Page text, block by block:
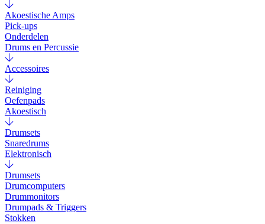
Akoestische Amps
Pick-ups
Onderdelen
Drums en Percussie
Accessoires
Reiniging
Oefenpads
Akoestisch
Drumsets
Snaredrums
Elektronisch
Drumsets
Drumcomputers
Drummonitors
Drumpads & Triggers
Stokken